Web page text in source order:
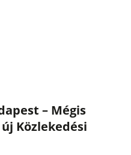
– Mégis
Közlekedési